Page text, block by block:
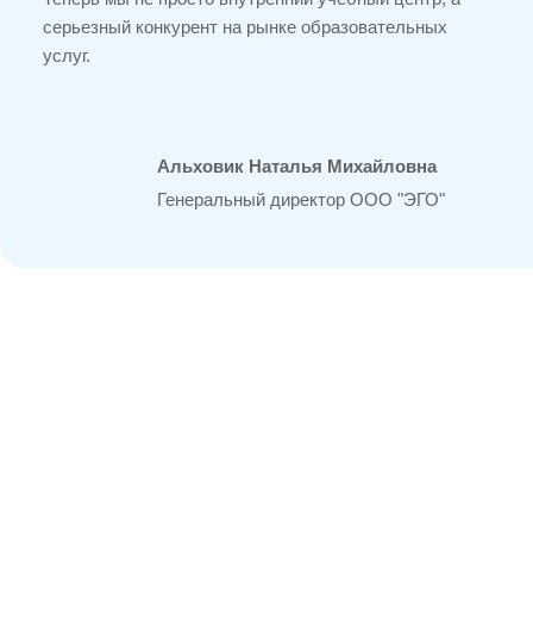
серьезный конкурент на рынке образовательных
услуг.
Альховик Наталья Михайловна
Генеральный директор ООО "ЭГО"